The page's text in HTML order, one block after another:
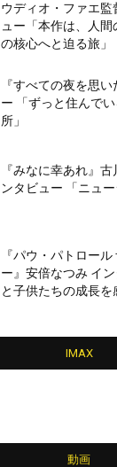
ウディオ・ファエ
ュー「本作は、人
の核心へと迫る旅」
『すべての夜を思
ー 「ずっと住んで
所」
『みなに幸あれ』
ンタビュー 「ニュ
『パウ・パトロー
ー』安倍なつみ イ
と子供たちの成長を
IMAX
動画